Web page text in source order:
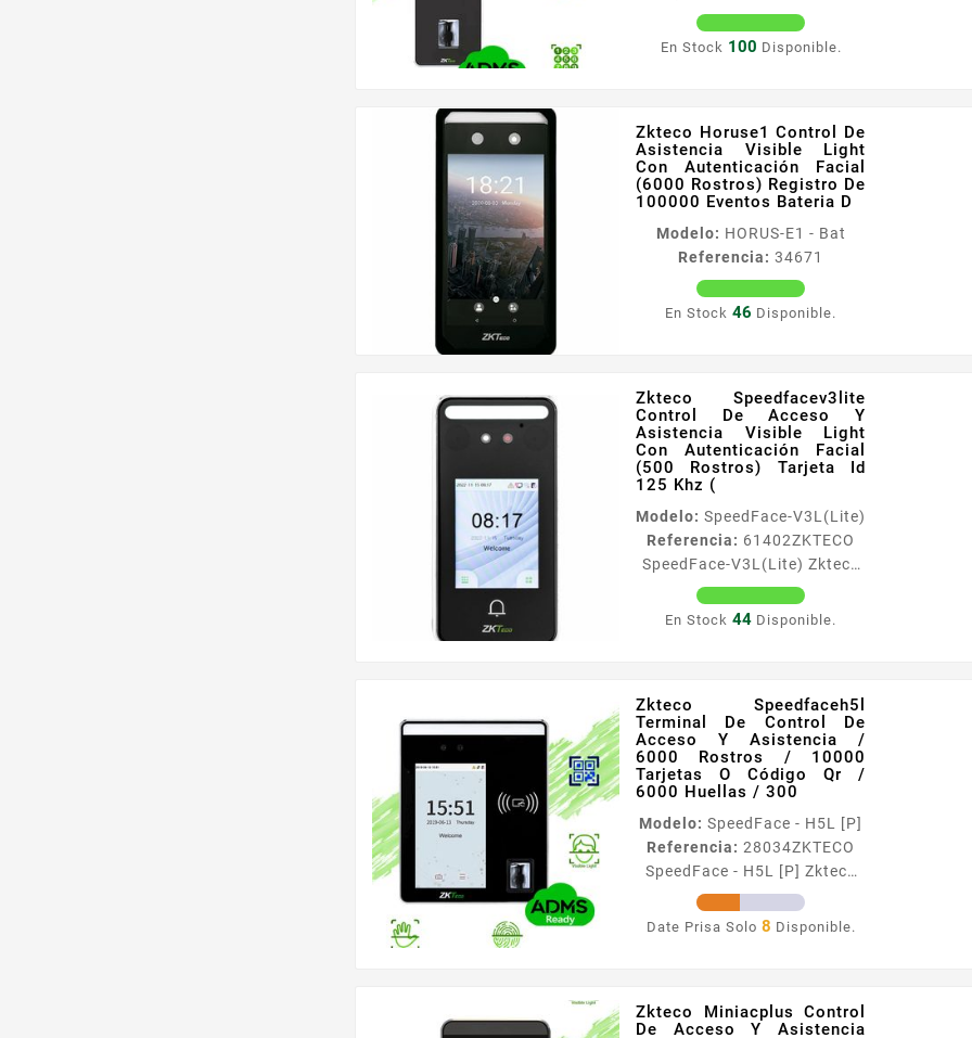
reconocimiento de rostro el
cual se la ha incrementado...
Speedfacev3l Control De
Acceso Y Asistencia Facial
El nuevo modelo
SpeedFaceV3L es un
dispositivo que trabaja de
forma independiente es de
control de acceso pertenece
a la linea Visible Light es de
material metálico y puede ser
utilizado en el exterior El
SpeedFaceV3L cuenta...
En Stock 100 Disponible.
Zkteco Horuse1 Control De
Asistencia Visible Light
Con Autenticación Facial
(6000 Rostros) Registro De
100000 Eventos Bateria D
Modelo: HORUS-E1 - Bat
Referencia: 34671
En Stock 46 Disponible.
Zkteco Speedfacev3lite
Control De Acceso Y
Asistencia Visible Light
Con Autenticación Facial
(500 Rostros) Tarjeta Id
125 Khz (
Modelo: SpeedFace-V3L(Lite)
Referencia: 61402ZKTECO
SpeedFace-V3L(Lite) Zkteco
Speedfacev3lite Control De
Acceso Y Asistencia Visible
General Presentamos el
SpeedFaceV3LITE un
dispositivo de control de
acceso independiente que
redefine la seguridad en
cualquier entorno Disenado
para exteriores y fabricado
con un robusto material
metálico este equipo de la...
En Stock 44 Disponible.
Zkteco Speedfaceh5l
Terminal De Control De
Acceso Y Asistencia /
6000 Rostros / 10000
Tarjetas O Código Qr /
6000 Huellas / 300
Modelo: SpeedFace - H5L [P]
Referencia: 28034ZKTECO
SpeedFace - H5L [P] Zkteco
Speedfaceh5l Terminal De
Control De Acceso Y
Información General El
Date Prisa Solo 8 Disponible.
Zkteco Miniacplus Control
De Acceso Y Asistencia